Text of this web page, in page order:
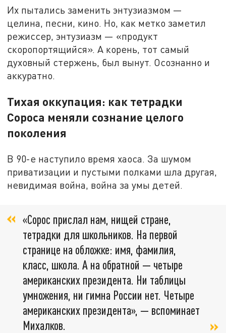
Их пытались заменить энтузиазмом —
целина, песни, кино. Но, как метко заметил
режиссер, энтузиазм — «продукт
скоропортящийся». А корень, тот самый
духовный стержень, был вынут. Осознанно и
аккуратно.
Тихая оккупация: как тетрадки
Сороса меняли сознание целого
поколения
В 90-е наступило время хаоса. За шумом
приватизации и пустыми полками шла другая,
невидимая война, война за умы детей.
«Сорос прислал нам, нищей стране,
тетрадки для школьников. На первой
странице на обложке: имя, фамилия,
класс, школа. А на обратной — четыре
американских президента. Ни таблицы
умножения, ни гимна России нет. Четыре
американских президента», — вспоминает
Михалков.